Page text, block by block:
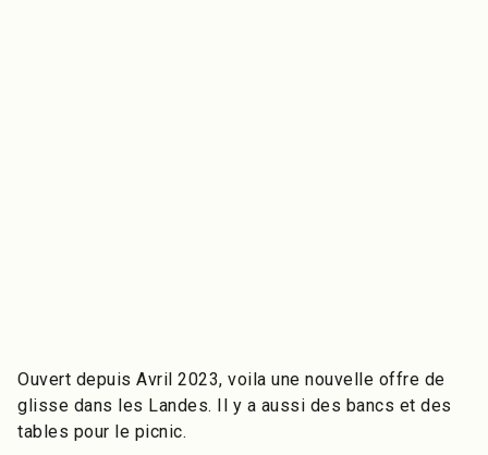
Ouvert depuis Avril 2023, voila une nouvelle offre de
glisse dans les Landes. Il y a aussi des bancs et des
tables pour le picnic.